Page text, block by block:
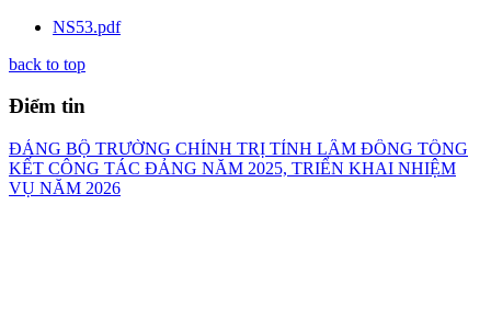
NS53.pdf
back to top
Điểm tin
ĐẢNG BỘ TRƯỜNG CHÍNH TRỊ TỈNH LÂM ĐỒNG TỔNG
KẾT CÔNG TÁC ĐẢNG NĂM 2025, TRIỂN KHAI NHIỆM
VỤ NĂM 2026